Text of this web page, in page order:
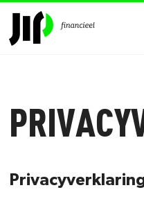
Financiële planning